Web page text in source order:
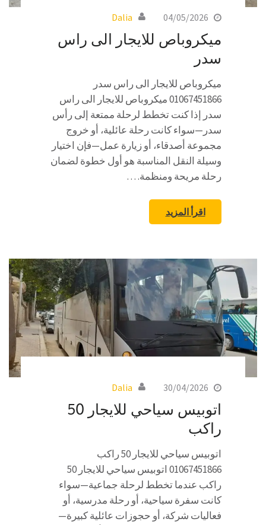
04/05/2026
Dalia
ميكروباص للايجار الى راس
سدر
ميكروباص للايجار الى راس سدر
01067451866 ميكروباص للايجار الى راس
سدر إذا كنت تخطط لرحلة ممتعة إلى رأس
سدر—سواء كانت رحلة عائلية، أو خروج
مجموعة أصدقاء، أو زيارة عمل—فإن اختيار
وسيلة النقل المناسبة هو أول خطوة لضمان
رحلة مريحة ومنظمة. …
اقرأ المزيد
30/04/2026
Dalia
اتوبيس سياحي للايجار 50
راكب
اتوبيس سياحي للايجار 50 راكب
01067451866 اتوبيس سياحي للايجار 50
راكب عندما تخطط لرحلة جماعية—سواء
كانت سفرة سياحية، أو رحلة مدرسية، أو
فعاليات شركة، أو حجوزات عائلية كبيرة—